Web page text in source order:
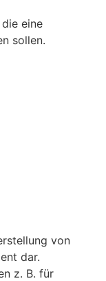
eine
sollen.
von
dar.
z. B. für